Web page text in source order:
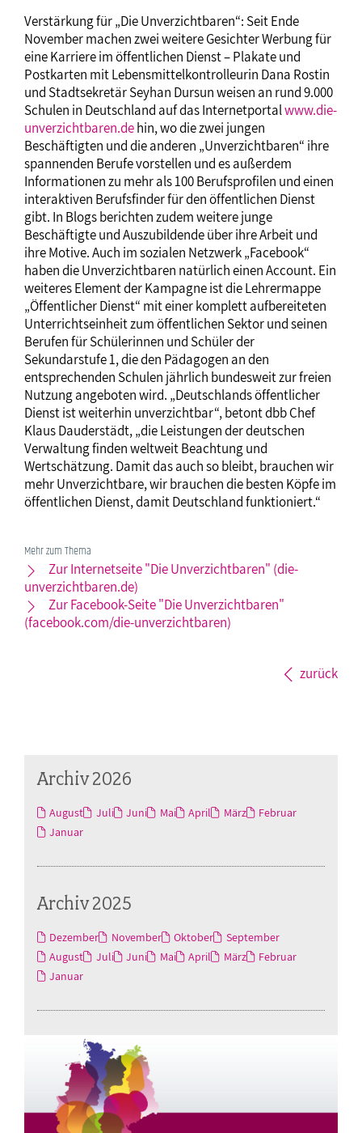
Verstärkung für „Die Unverzichtbaren“: Seit Ende
November machen zwei weitere Gesichter Werbung für
eine Karriere im öffentlichen Dienst – Plakate und
Postkarten mit Lebensmittelkontrolleurin Dana Rostin
und Stadtsekretär Seyhan Dursun weisen an rund 9.000
Schulen in Deutschland auf das Internetportalwww.die-
unverzichtbaren.dehin, wo die zwei jungen
Beschäftigten und die anderen „Unverzichtbaren“ ihre
spannenden Berufe vorstellen und es außerdem
Informationen zu mehr als 100 Berufsprofilen und einen
interaktiven Berufsfinder für den öffentlichen Dienst
gibt. In Blogs berichten zudem weitere junge
Beschäftigte und Auszubildende über ihre Arbeit und
ihre Motive. Auch im sozialen Netzwerk „Facebook“
haben die Unverzichtbaren natürlich einen Account. Ein
weiteres Element der Kampagne ist die Lehrermappe
„Öffentlicher Dienst“ mit einer komplett aufbereiteten
Unterrichtseinheit zum öffentlichen Sektor und seinen
Berufen für Schülerinnen und Schüler der
Sekundarstufe 1, die den Pädagogen an den
entsprechenden Schulen jährlich bundesweit zur freien
Nutzung angeboten wird. „Deutschlands öffentlicher
Dienst ist weiterhin unverzichtbar“, betont dbb Chef
Klaus Dauderstädt, „die Leistungen der deutschen
Verwaltung finden weltweit Beachtung und
Wertschätzung. Damit das auch so bleibt, brauchen wir
mehr Unverzichtbare, wir brauchen die besten Köpfe im
öffentlichen Dienst, damit Deutschland funktioniert.“
Mehr zum Thema
Zur Internetseite "Die Unverzichtbaren" (die-
unverzichtbaren.de)
Zur Facebook-Seite "Die Unverzichtbaren"
(facebook.com/die-unverzichtbaren)
zurück
Archiv 2026
August Juli Juni Mai April März
Februar
Januar
Archiv 2025
Dezember November Oktober
September
August
Juli Juni Mai April März
Februar
Januar